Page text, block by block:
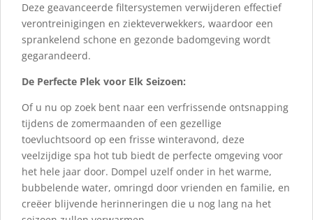
Deze geavanceerde filtersystemen verwijderen effectief
verontreinigingen en ziekteverwekkers, waardoor een
sprankelend schone en gezonde badomgeving wordt
gegarandeerd.
De Perfecte Plek voor Elk Seizoen:
Of u nu op zoek bent naar een verfrissende ontsnapping
tijdens de zomermaanden of een gezellige
toevluchtsoord op een frisse winteravond, deze
veelzijdige spa hot tub biedt de perfecte omgeving voor
het hele jaar door. Dompel uzelf onder in het warme,
bubbelende water, omringd door vrienden en familie, en
creëer blijvende herinneringen die u nog lang na het